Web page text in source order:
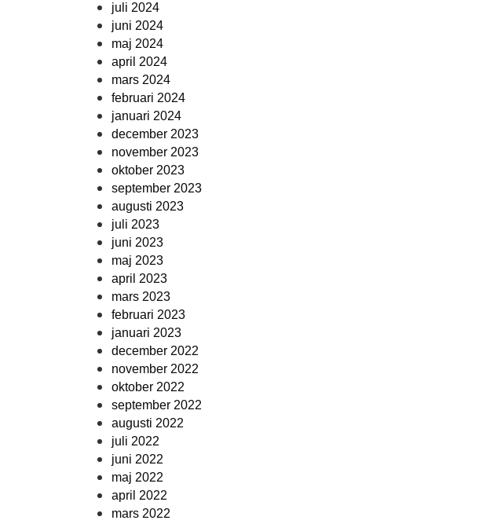
juli 2024
juni 2024
maj 2024
april 2024
mars 2024
februari 2024
januari 2024
december 2023
november 2023
oktober 2023
september 2023
augusti 2023
juli 2023
juni 2023
maj 2023
april 2023
mars 2023
februari 2023
januari 2023
december 2022
november 2022
oktober 2022
september 2022
augusti 2022
juli 2022
juni 2022
maj 2022
april 2022
mars 2022